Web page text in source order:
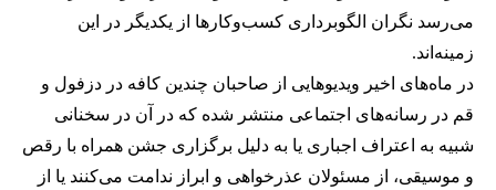
می‌رسد نگران الگوبرداری کسب‌وکارها از یکدیگر در این
زمینه‌اند.
در ماه‌های اخیر ویدیوهایی از صاحبان چندین کافه در دزفول و
قم در رسانه‌های اجتماعی منتشر شده که در آن در سخنانی
شبیه به اعتراف اجباری یا به دلیل برگزاری جشن همراه با رقص
و موسیقی، از مسئولان عذرخواهی و ابراز ندامت می‌کنند یا از